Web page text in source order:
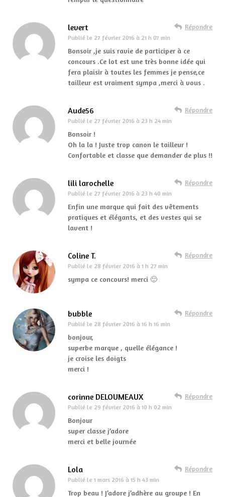
levert
Publié le 27 février 2016 à 21 h 07 min
Répondre
Bonsoir ,je suis ravie de participer à ce
concours .Ce lot est une très bonne idée qui
fera plaisir à toutes les femmes je pense,ce
tailleur est vraiment sympa ,merci à vous .
Aude56
Publié le 27 février 2016 à 23 h 24 min
Répondre
Bonsoir !
Oh la la ! Juste trop canon le tailleur !
Confortable et classe que demander de plus !!
lili larochelle
Publié le 27 février 2016 à 23 h 40 min
Répondre
Enfin une marque qui fait des vêtements
pratiques et élégants, et des vestes qui se
lavent !
Coline T.
Publié le 28 février 2016 à 1 h 27 min
Répondre
sympa ce concours! merci 🙂
bubble
Publié le 28 février 2016 à 16 h 16 min
Répondre
bonjour,
superbe marque , quelle élégance !
je croise les doigts
merci !
corinne DELOUMEAUX
Publié le 29 février 2016 à 10 h 02 min
Répondre
Bonjour
super classe j’adore
merci et belle journée
Lola
Publié le 1 mars 2016 à 15 h 43 min
Répondre
Trop beau ! J’adore j’adhère au groupe ! En